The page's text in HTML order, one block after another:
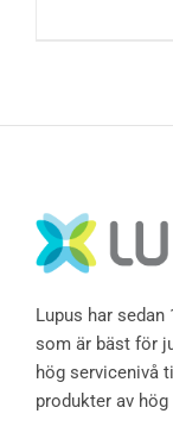
Lupus har
som är bäst för
hög servicenivå
produkter av